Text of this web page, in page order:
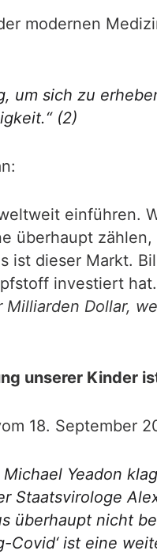
modernen
um sich zu
(2)
einführen.
überhaupt
ist dieser Markt.
investiert
Milliarden Dollar,
unserer Kinder
18. September
Yeadon
Staatsvirologe
überhaupt nicht
ist eine